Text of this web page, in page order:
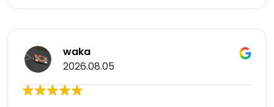
waka
2026.08.05